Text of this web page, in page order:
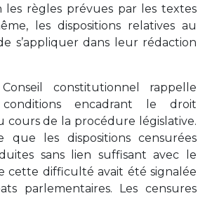
les règles prévues par les textes
les dispositions relatives au
s’appliquer dans leur rédaction
constitutionnel rappelle
encadrant le droit
cours de la procédure législative.
que les dispositions censurées
sans lien suffisant avec le
cette difficulté avait été signalée
parlementaires. Les censures